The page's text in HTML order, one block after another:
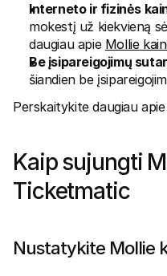
Interneto ir fizinės
mokestį už kiekvieną
daugiau apie Mollie
Be įsipareigojimų
šiandien be
Perskaitykite daugiau apie
Kaip sujungti
Ticketmatic
Nustatykite Mollie